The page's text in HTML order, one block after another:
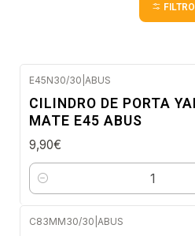
E45N30/30 ABUS
CILINDRO DE PORTA
MATE E45 ABUS
9,90€
Quantidade
C83MM30/30 ABUS